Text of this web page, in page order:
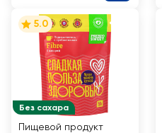
Без сахара
5.0
Пищевой продукт